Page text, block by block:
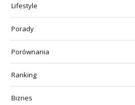
Lifestyle
Porady
Porównania
Ranking
Biznes